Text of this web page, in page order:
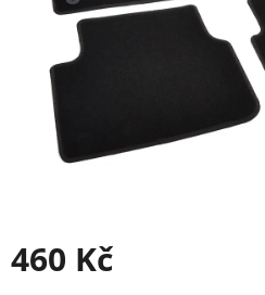
460 Kč